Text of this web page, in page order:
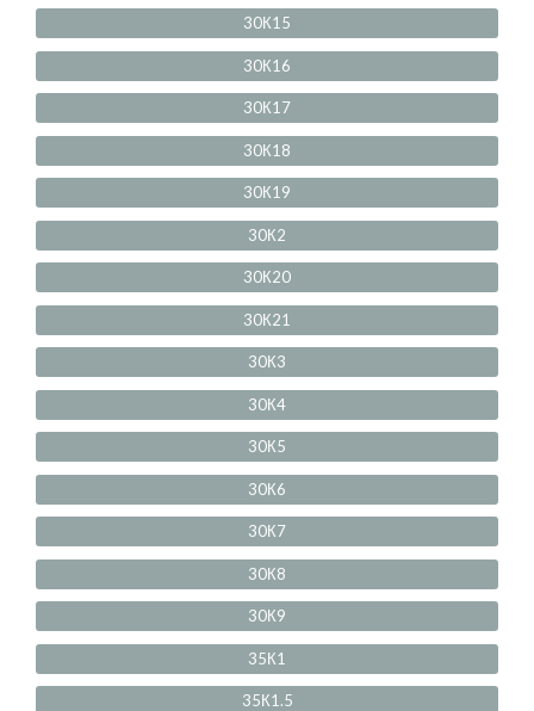
30К15
30К16
30К17
30К18
30К19
30К2
30К20
30К21
30К3
30К4
30К5
30К6
30К7
30К8
30К9
35К1
35К1.5